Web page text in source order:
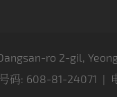
ro 2-gil,
码: 608-81-24071